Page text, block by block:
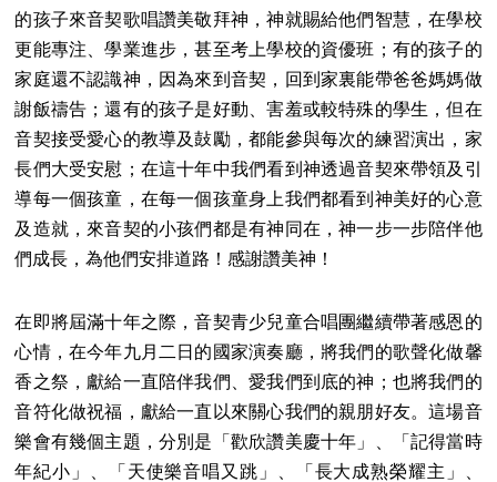
的孩子來音契歌唱讚美敬拜神，神就賜給他們智慧，在學校
更能專注、學業進步，甚至考上學校的資優班；有的孩子的
家庭還不認識神，因為來到音契，回到家裏能帶爸爸媽媽做
謝飯禱告；還有的孩子是好動、害羞或較特殊的學生，但在
音契接受愛心的教導及鼔勵，都能參與每次的練習演出，家
長們大受安慰；在這十年中我們看到神透過音契來帶領及引
導每一個孩童，在每一個孩童身上我們都看到神美好的心意
及造就，來音契的小孩們都是有神同在，神一步一步陪伴他
們成長，為他們安排道路！感謝讚美神！
在即將屆滿十年之際，音契青少兒童合唱團繼續帶著感恩的
心情，在今年九月二日的國家演奏廳，將我們的歌聲化做馨
香之祭，獻給一直陪伴我們、愛我們到底的神；也將我們的
音符化做祝福，獻給一直以來關心我們的親朋好友。這場音
樂會有幾個主題，分別是「歡欣讚美慶十年」、「記得當時
年紀小」、「天使樂音唱又跳」、「長大成熟榮耀主」、